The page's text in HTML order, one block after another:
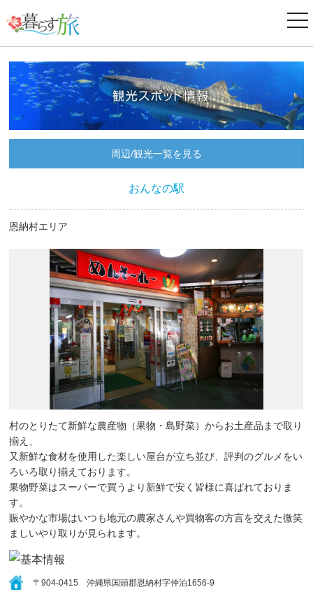
ナ
ビ
ン
周辺/観光一覧を見る
おんなの駅
恩納村エリア
村のとりたて新鮮な農産物（果物・島野菜）からお土産品まで取り
揃え、
又新鮮な食材を使用した楽しい屋台が立ち並び、評判のグルメをい
ろいろ取り揃えております。
果物野菜はスーパーで買うより新鮮で安く皆様に喜ばれておりま
す。
賑やかな市場はいつも地元の農家さんや買物客の方言を交えた微笑
ましいやり取りが見られます。
〒904-0415 沖縄県国頭郡恩納村字仲泊1656-9